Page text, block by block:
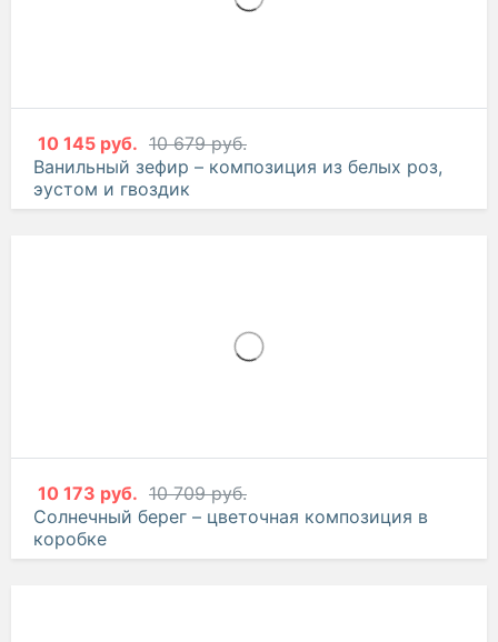
10 145 руб. 10 679 руб.
Ванильный зефир – композиция из белых роз,
эустом и гвоздик
10 173 руб. 10 709 руб.
Солнечный берег – цветочная композиция в
коробке